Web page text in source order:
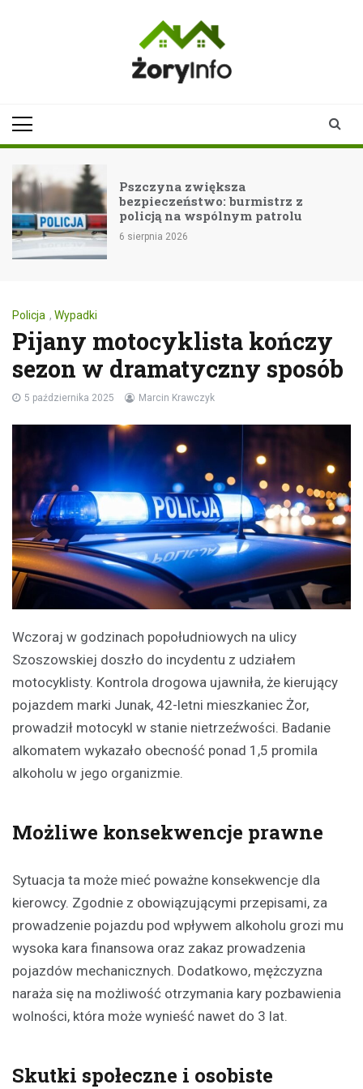
Pszczyna zwiększa
bezpieczeństwo: burmistrz z
policją na wspólnym patrolu
6 sierpnia 2026
Policja , Wypadki
Pijany motocyklista kończy
sezon w dramatyczny sposób
5 października 2025 Marcin Krawczyk
Wczoraj w godzinach popołudniowych na ulicy
Szoszowskiej doszło do incydentu z udziałem
motocyklisty. Kontrola drogowa ujawniła, że kierujący
pojazdem marki Junak, 42-letni mieszkaniec Żor,
prowadził motocykl w stanie nietrzeźwości. Badanie
alkomatem wykazało obecność ponad 1,5 promila
alkoholu w jego organizmie.
Możliwe konsekwencje prawne
Sytuacja ta może mieć poważne konsekwencje dla
kierowcy. Zgodnie z obowiązującymi przepisami, za
prowadzenie pojazdu pod wpływem alkoholu grozi mu
wysoka kara finansowa oraz zakaz prowadzenia
pojazdów mechanicznych. Dodatkowo, mężczyzna
naraża się na możliwość otrzymania kary pozbawienia
wolności, która może wynieść nawet do 3 lat.
Skutki społeczne i osobiste